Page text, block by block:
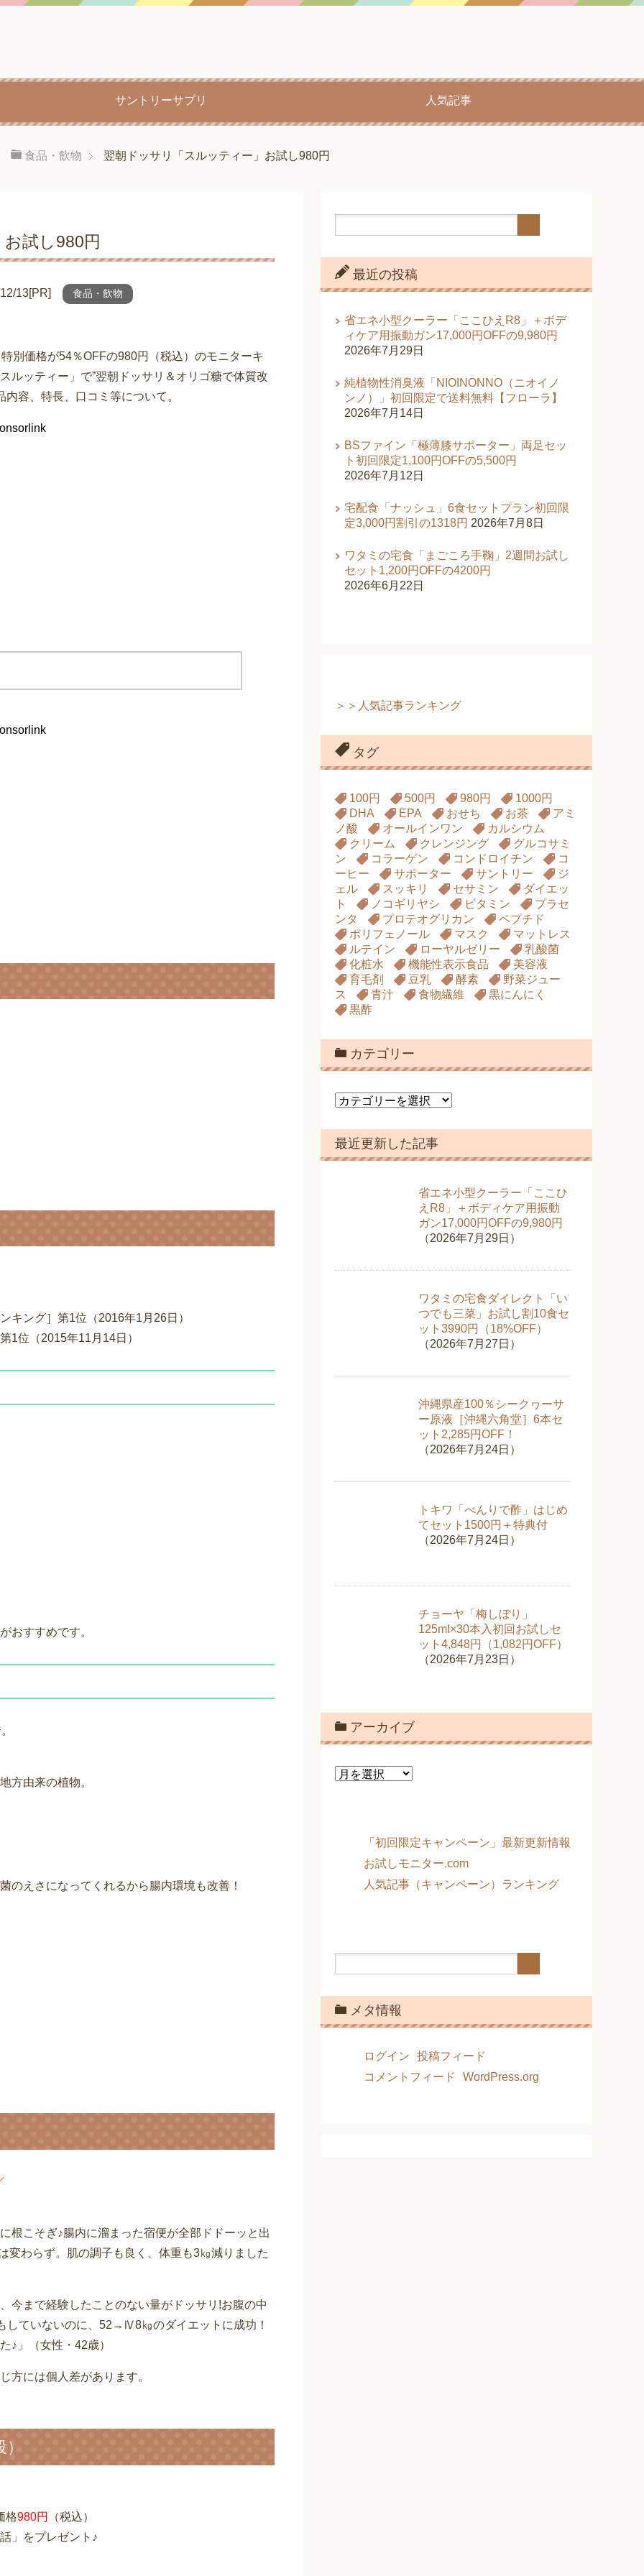
サントリーサプリ 人気記事
食品・飲物 翌朝ドッサリ「スルッティー」お試し980円
試し980円
13[PR] 食品・飲物
別価格が54％OFFの980円（税込）のモニターキ
ルッティー」で”翌朝ドッサリ＆オリゴ糖で体質改
容、特長、口コミ等について。
ング］第1位（2016年1月26日）
1位（2015年11月14日）
おすすめです。
方由来の植物。
のえさになってくれるから腸内環境も改善！
根こそぎ♪腸内に溜まった宿便が全部ドドーッと出
変わらず。肌の調子も良く、体重も3㎏減りました
今まで経験したことのない量がドッサリ!お腹の中
していないのに、52→Ⅳ8㎏のダイエットに成功！
♪」（女性・42歳）
方には個人差があります。
格980円
（税込）
」をプレゼント♪
最近の投稿
省エネ小型クーラー「ここひえR8」＋ボデ
ィケア用振動ガン17,000円OFFの9,980円
2026年7月29日
純植物性消臭液「NIOINONNO（ニオイノ
ンノ）」初回限定で送料無料【フローラ】
2026年7月14日
BSファイン「極薄膝サポーター」両足セッ
ト初回限定1,100円OFFの5,500円
2026年7月12日
宅配食「ナッシュ」6食セットプラン初回限
定3,000円割引の1318円 2026年7月8日
ワタミの宅食「まごころ手鞠」2週間お試し
セット1,200円OFFの4200円
2026年6月22日
＞＞人気記事ランキング
タグ
100円 500円 980円
1000円
DHA
EPA おせち お茶
アミ
ノ酸
オールインワン
カルシウム
クリーム
クレンジング
グルコサミ
ン
コラーゲン コンドロイチン
コ
ーヒー
サポーター サントリー
ジ
ェル
スッキリ セサミン
ダイエッ
ト
ノコギリヤシ ビタミン
プラセ
ンタ
プロテオグリカン
ペプチド
ポリフェノール
マスク
マットレス
ルテイン
ローヤルゼリー
乳酸菌
化粧水
機能性表示食品
美容液
育毛剤
豆乳 酵素
野菜ジュー
ス
青汁 食物繊維
黒にんにく
黒酢
カテゴリー
カ
ゴ
リ
ー
最近更新した記事
省エネ小型クーラー「ここひ
えR8」＋ボディケア用振動
ガン17,000円OFFの9,980円
（2026年7月29日）
ワタミの宅食ダイレクト「い
つでも三菜」お試し割10食セ
ット3990円（18%OFF）
（2026年7月27日）
沖縄県産100％シークヮーサ
ー原液［沖縄六角堂］6本セ
ット2,285円OFF！
（2026年7月24日）
トキワ「べんりで酢」はじめ
てセット1500円＋特典付
（2026年7月24日）
チョーヤ「梅しぼり」
125ml×30本入初回お試しセ
ット4,848円（1,082円OFF）
（2026年7月23日）
アーカイブ
ア
「初回限定キャンペーン」最新更新情報
お試しモニター.com
人気記事（キャンペーン）ランキング
メタ情報
ログイン
投稿フィード
コメントフィード
WordPress.org